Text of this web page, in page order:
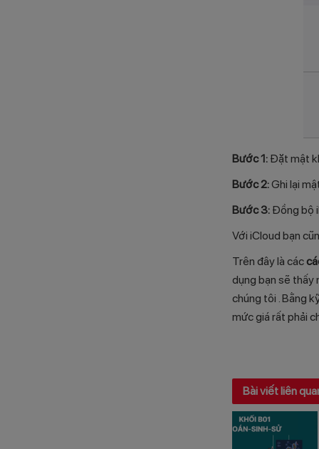
Bước 1: Đặt mật
Bước 2:Ghi lại
Bước 3: Đồng bộ
Với iCloud bạn
Trên đây là các
dụng bạn sẽ thấy
chúng tôi . Bằng
mức giá rất phải
Bài viết liên